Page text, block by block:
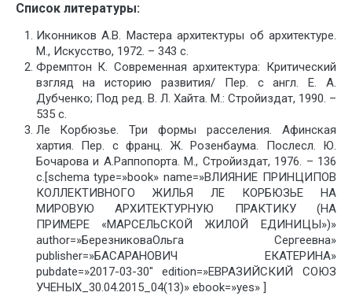
Список литературы:
Иконников А.В. Мастера архитектуры об архитектуре.
М., Искусство, 1972. – 343 с.
Фремптон К. Современная архитектура: Критический
взгляд на историю развития/ Пер. с англ. Е. А.
Дубченко; Под ред. В. Л. Хайта. М.: Стройиздат, 1990. –
535 с.
Ле Корбюзье. Три формы расселения. Афинская
хартия. Пер. с франц. Ж. Розенбаума. Послесл. Ю.
Бочарова и А.Раппопорта. М., Стройиздат, 1976. – 136
с.[schema type=»book» name=»ВЛИЯНИЕ ПРИНЦИПОВ
КОЛЛЕКТИВНОГО ЖИЛЬЯ ЛЕ КОРБЮЗЬЕ НА
МИРОВУЮ АРХИТЕКТУРНУЮ ПРАКТИКУ (НА
ПРИМЕРЕ «МАРСЕЛЬСКОЙ ЖИЛОЙ ЕДИНИЦЫ»)»
author=»БерезниковаОльга Сергеевна»
publisher=»БАСАРАНОВИЧ ЕКАТЕРИНА»
pubdate=»2017-03-30″ edition=»ЕВРАЗИЙСКИЙ СОЮЗ
УЧЕНЫХ_30.04.2015_04(13)» ebook=»yes» ]